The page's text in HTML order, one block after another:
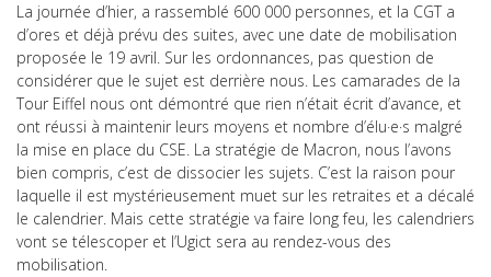
La journée d’hier, a rassemblé 600 000 personnes, et la CGT a
d’ores et déjà prévu des suites, avec une date de mobilisation
proposée le 19 avril. Sur les ordonnances, pas question de
considérer que le sujet est derrière nous. Les camarades de la
Tour Eiffel nous ont démontré que rien n’était écrit d’avance, et
ont réussi à maintenir leurs moyens et nombre d’élu·e·s malgré
la mise en place du CSE. La stratégie de Macron, nous l’avons
bien compris, c’est de dissocier les sujets. C’est la raison pour
laquelle il est mystérieusement muet sur les retraites et a décalé
le calendrier. Mais cette stratégie va faire long feu, les calendriers
vont se télescoper et l’Ugict sera au rendez-vous des
mobilisation.